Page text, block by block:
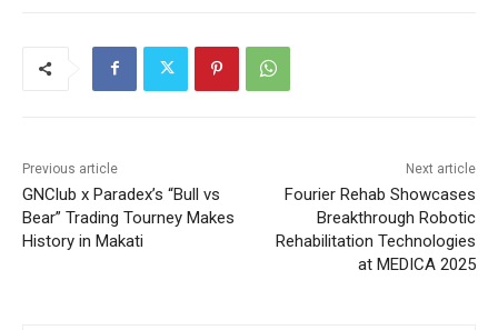
Previous article
GNClub x Paradex’s “Bull vs
Bear” Trading Tourney Makes
History in Makati
Next article
Fourier Rehab Showcases
Breakthrough Robotic
Rehabilitation Technologies
at MEDICA 2025